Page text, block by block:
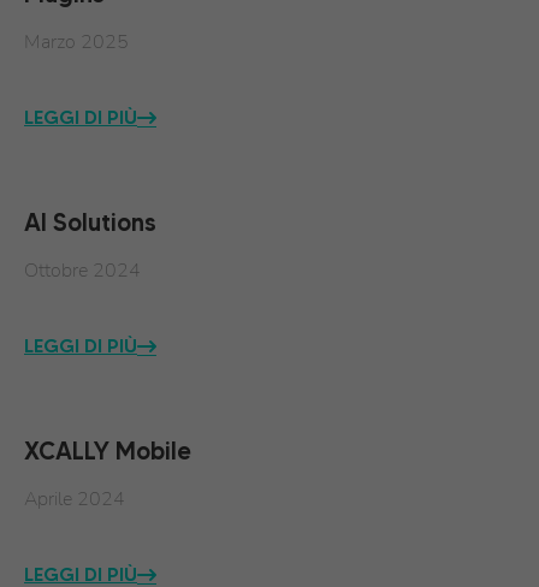
Marzo 2025
LEGGI DI PIÙ
AI Solutions
Ottobre 2024
LEGGI DI PIÙ
XCALLY Mobile
Aprile 2024
LEGGI DI PIÙ